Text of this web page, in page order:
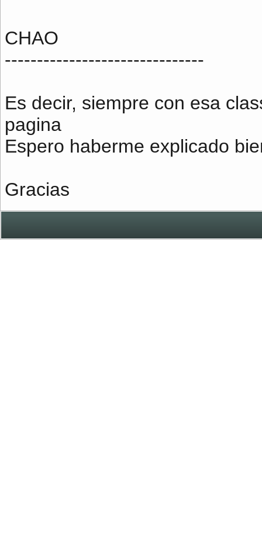
CHAO
-------------------------------
Es decir, siempre con esa
pagina
Espero haberme explicado
Gracias